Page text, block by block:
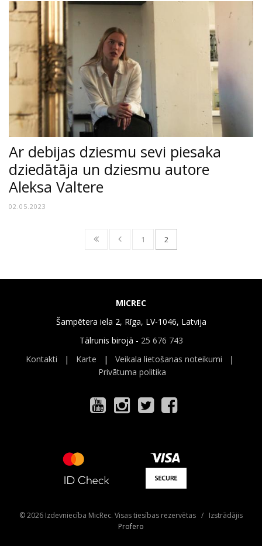
Ar debijas dziesmu sevi piesaka
dziedātāja un dziesmu autore
Aleksa Valtere
02.05.2023
1 2
MICREC
Šampētera iela 2, Rīga, LV-1046, Latvija
Tālrunis birojā - 25 676 743
Kontakti | Karte | Veikala lietošanas noteikumi |
Privātuma politika
© 2026 Izdevniecība MicRec. Visas tiesības rezervētas / Izstrādājis
Profero